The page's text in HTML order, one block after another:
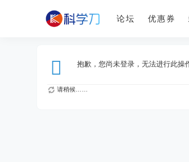
论坛 优惠券
抱歉，您尚未登录，无法进行此操
请稍候……